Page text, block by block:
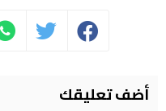
أضف تعليقك